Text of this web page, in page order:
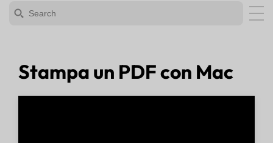
Stampa un PDF con Mac